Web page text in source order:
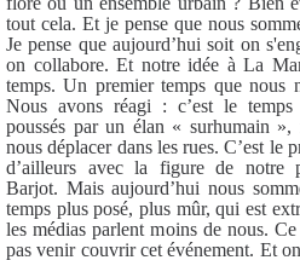
tout cela. Et je pense que nous
Je pense que aujourd’hui soit on
on collabore. Et notre idée à La
temps. Un premier temps que nous
Nous avons réagi : c’est le temps
poussés par un élan « surhumain
nous déplacer dans les rues. C’est le
d’ailleurs avec la figure de notre
Barjot. Mais aujourd’hui nous
temps plus posé, plus mûr, qui est
les médias parlent moins de nous.
pas venir couvrir cet événement. Et